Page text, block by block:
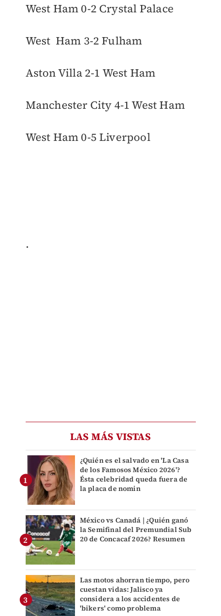
West Ham 0-2 Crystal Palace
West Ham 3-2 Fulham
Aston Villa 2-1 West Ham
Manchester City 4-1 West Ham
West Ham 0-5 Liverpool
.​
LAS MÁS VISTAS
¿Quién es el salvado en 'La Casa
de los Famosos México 2026'?
Ésta celebridad queda fuera de
la placa de nomin
México vs Canadá | ¿Quién ganó
la Semifinal del Premundial Sub
20 de Concacaf 2026? Resumen
Las motos ahorran tiempo, pero
cuestan vidas: Jalisco ya
considera a los accidentes de
'bikers' como problema